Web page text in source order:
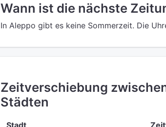
Wann ist die nächste
In Aleppo gibt es keine Sommerzeit. Die
Zeitverschiebung
Städten
Stadt